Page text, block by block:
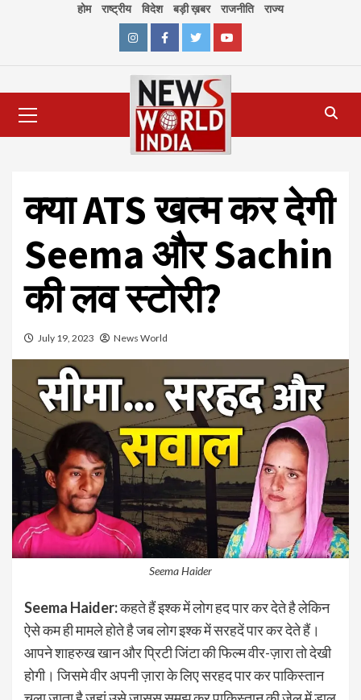
होम राष्ट्रीय विदेश बड़ी ख़बर राजनीति राज्य
InstagramFacebookTwitterYoutube
Menu
क्या ATS खत्म कर देगी
Seema और Sachin
की लव स्टोरी?
July 19, 2023 News World
Seema Haider
Seema Haider:कहते हैं इश्क में लोग हद पार कर देते है लेकिन
ऐसे कम ही मामले होते है जब लोग इश्क में सरहदें पार कर देते हैं।
आपने शाहरुख खान और प्रिटी जिंटा की फिल्म वीर-ज़ारा तो देखी
होगी। जिसमे वीर अपनी ज़ारा के लिए सरहद पार कर पाकिस्तान